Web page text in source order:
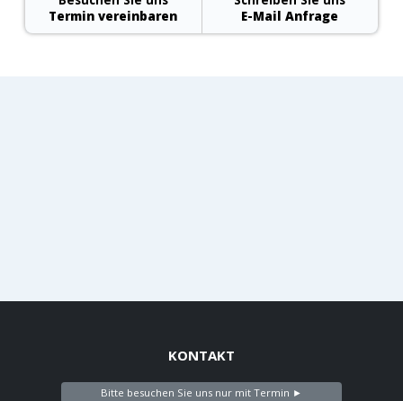
Termin vereinbaren
E-Mail Anfrage
KONTAKT
Bitte besuchen Sie uns nur mit Termin ►